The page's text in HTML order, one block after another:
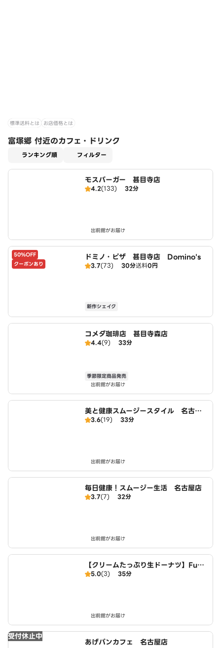
標準送料とは お店価格とは
富塚郷 付近のカフェ・ドリンク
ランキング順 フィルター
モスバーガー 甚目寺店
4.2(133) 32分
出前館がお届け
50%OFF
クーポンあり
ドミノ・ピザ 甚目寺店 Domino's
3.7(73) 30分送料0円
新作シェイク
コメダ珈琲店 甚目寺森店
4.4(9) 33分
季節限定商品発売
出前館がお届け
美と健康スムージースタイル 名古屋
店3.6(19) 33分
出前館がお届け
毎日健康！スムージー生活 名古屋店
3.7(7) 32分
出前館がお届け
【クリームたっぷり生ドーナツ】FuW
aDonuts 丹波川中店
5.0(3) 35分
出前館がお届け
受付休止中
あげパンカフェ 名古屋店